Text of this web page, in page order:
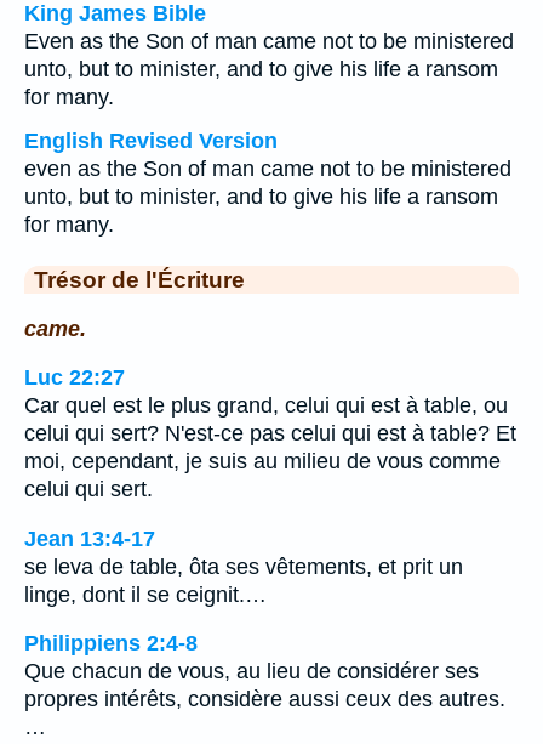
King James Bible
Even as the Son of man came not to be ministered
unto, but to minister, and to give his life a ransom
for many.
English Revised Version
even as the Son of man came not to be ministered
unto, but to minister, and to give his life a ransom
for many.
Trésor de l'Écriture
came.
Luc 22:27
Car quel est le plus grand, celui qui est à table, ou
celui qui sert? N'est-ce pas celui qui est à table? Et
moi, cependant, je suis au milieu de vous comme
celui qui sert.
Jean 13:4-17
se leva de table, ôta ses vêtements, et prit un
linge, dont il se ceignit.…
Philippiens 2:4-8
Que chacun de vous, au lieu de considérer ses
propres intérêts, considère aussi ceux des autres.
…